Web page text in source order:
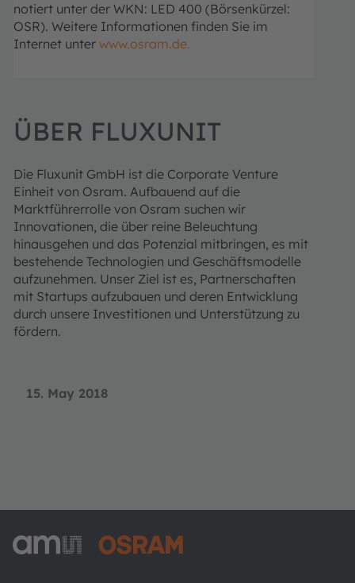
15. May 2018
notiert unter der WKN: LED 400 (Börsenkürzel:
OSR). Weitere Informationen finden Sie im
Internet unter www.osram.de.
ÜBER FLUXUNIT
Die Fluxunit GmbH ist die Corporate Venture
Einheit von Osram. Aufbauend auf die
Marktführerrolle von Osram suchen wir
Innovationen, die über reine Beleuchtung
hinausgehen und das Potenzial mitbringen, es mit
bestehende Technologien und Geschäftsmodelle
aufzunehmen. Unser Ziel ist es, Partnerschaften
mit Startups aufzubauen und deren Entwicklung
durch unsere Investitionen und Unterstützung zu
fördern.